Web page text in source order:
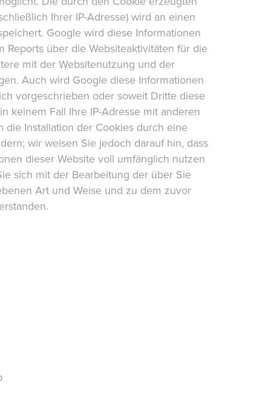
Ihrer IP-Adresse) wird an einen
Google wird diese Informationen
über die Websiteaktivitäten für die
mit der Websitenutzung und der
Auch wird Google diese Informationen
vorgeschrieben oder soweit Dritte diese
keinem Fall Ihre IP-Adresse mit anderen
Installation der Cookies durch eine
wir weisen Sie jedoch darauf hin, dass
dieser Website voll umfänglich nutzen
sich mit der Bearbeitung der über Sie
Art und Weise und zu dem zuvor